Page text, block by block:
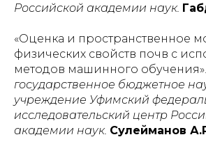
Российской академии наук.
«Оценка и пространственное
физических свойств почв с
методов машинного обучения».
государственное бюджетное
учреждение Уфимский
исследовательский центр
академии наук. Сулейманов